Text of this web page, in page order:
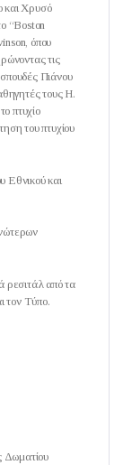
και Χρυσό
“Boston
όπου
τις
Πιάνου
τους Η.
πτυχίο
του πτυχίου
Εθνικού και
ρεσιτάλ από τα
τον Τύπο.
Δωματίου